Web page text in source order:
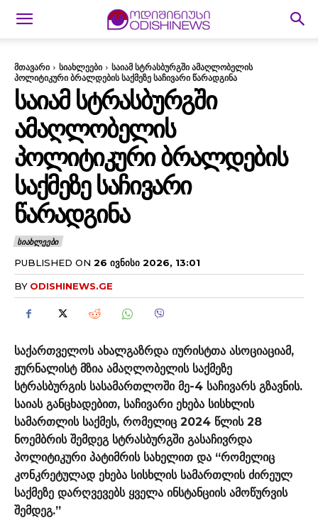
მთავარი სიახლეები
საიამ სტრასბურგში ამაღლობელის
პოლიტიკური ბრალდების საქმეზე საჩივარი წარადგინა
ᲡᲐᲘᲐᲛ ᲡᲢᲠᲐᲡᲑᲣᲠᲒᲨᲘ
ᲐᲛᲐᲦᲚᲝᲑᲔᲚᲘᲡ
ᲞᲝᲚᲘᲢᲘᲙᲣᲠᲘ ᲑᲠᲐᲚᲓᲔᲑᲘᲡ
ᲡᲐᲥᲛᲔᲖᲔ ᲡᲐᲩᲘᲕᲐᲠᲘ
ᲬᲐᲠᲐᲓᲒᲘᲜᲐ
ᲡᲘᲐᲮᲚᲔᲔᲑᲘ
PUBLISHED ON 26 ᲘᲕᲜᲘᲡᲘ 2026, 13:01
BY ODISHINEWS.GE
საქართველოს ახალგაზრდა იურისტთა ასოციაციამ,
ჟურნალისტ მზია ამაღლობელის საქმეზე
სტრასბურგის სასამართლოში მე-4 საჩივარს გზავნის.
საიას განცხადებით, საჩივარი ეხება სისხლის
სამართლის საქმეს, რომელიც 2024 წლის 28
ნოემბრის შემდეგ სტრასბურგში გასაჩივრდა
პოლიტიკური პატიმრის სახელით და “რომელიც
კონკრეტულად ეხება სისხლის სამართლის ძირეულ
საქმეზე დარღვევებს ყველა ინსტანციის ამოწურვის
შემდეგ.”